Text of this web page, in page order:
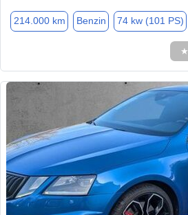
214.000 km Benzin 74 kw (101 PS)
★